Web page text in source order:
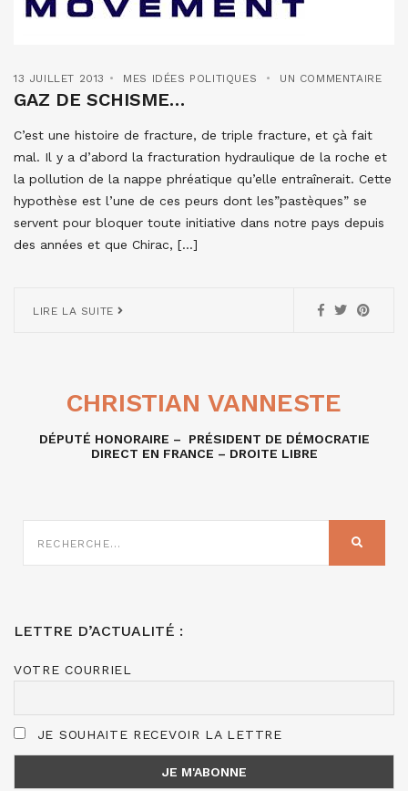
13 JUILLET 2013 MES IDÉES POLITIQUES UN COMMENTAIRE
GAZ DE SCHISME…
C’est une histoire de fracture, de triple fracture, et çà fait
mal. Il y a d’abord la fracturation hydraulique de la roche et
la pollution de la nappe phréatique qu’elle entraînerait. Cette
hypothèse est l’une de ces peurs dont les”pastèques” se
servent pour bloquer toute initiative dans notre pays depuis
des années et que Chirac, […]
LIRE LA SUITE
CHRISTIAN VANNESTE
DÉPUTÉ HONORAIRE – PRÉSIDENT DE DÉMOCRATIE
DIRECT EN FRANCE – DROITE LIBRE
SUR
LETTRE D’ACTUALITÉ :
VOTRE COURRIEL
JE SOUHAITE RECEVOIR LA LETTRE